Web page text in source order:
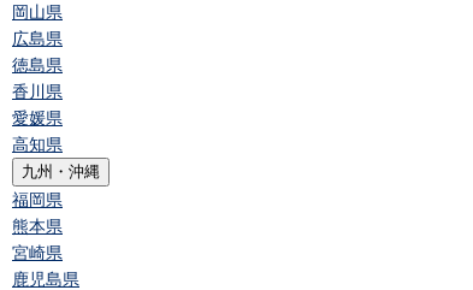
岡山県
広島県
徳島県
香川県
愛媛県
高知県
九州・沖縄
福岡県
熊本県
宮崎県
鹿児島県